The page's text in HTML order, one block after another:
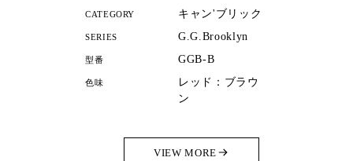
CATEGORY キャン'ブリック
SERIES G.G.Brooklyn
型番 GGB-B
色味
レッド：ブラウ
ン
VIEW MORE